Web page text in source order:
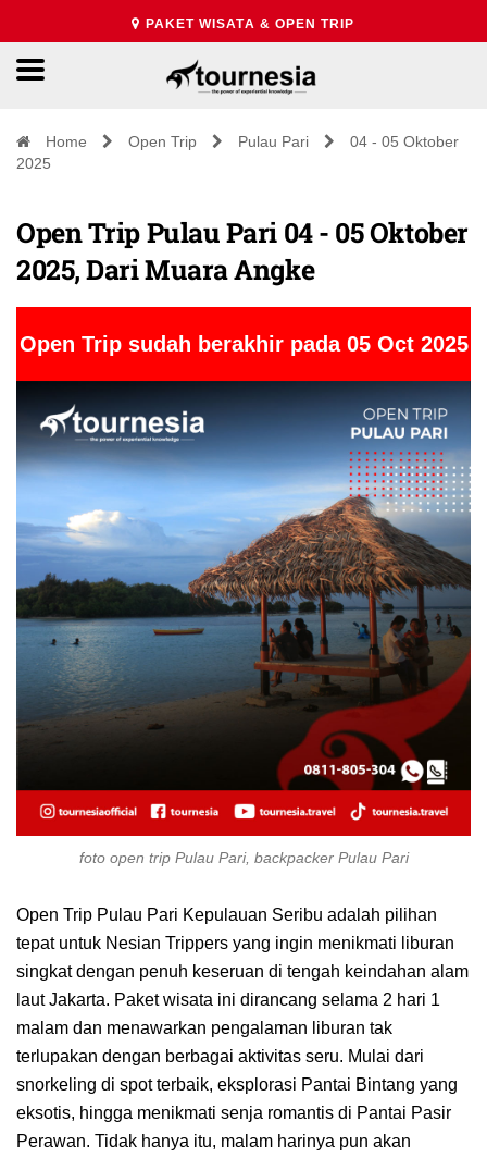
PAKET WISATA & OPEN TRIP
Home Open Trip Pulau Pari
04 - 05 Oktober
2025
Open Trip Pulau Pari 04 - 05 Oktober
2025, Dari Muara Angke
Open Trip sudah berakhir pada 05 Oct 2025
foto open trip Pulau Pari, backpacker Pulau Pari
Open Trip Pulau Pari Kepulauan Seribu adalah pilihan
tepat untuk Nesian Trippers yang ingin menikmati liburan
singkat dengan penuh keseruan di tengah keindahan alam
laut Jakarta. Paket wisata ini dirancang selama 2 hari 1
malam dan menawarkan pengalaman liburan tak
terlupakan dengan berbagai aktivitas seru. Mulai dari
snorkeling di spot terbaik, eksplorasi Pantai Bintang yang
eksotis, hingga menikmati senja romantis di Pantai Pasir
Perawan. Tidak hanya itu, malam harinya pun akan